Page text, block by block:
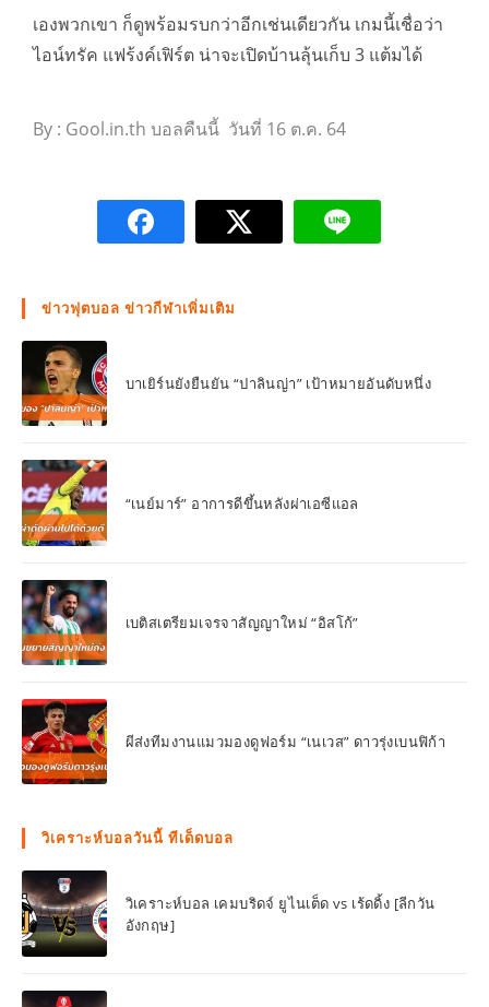
เองพวกเขา ก็ดูพร้อมรบกว่าอีกเช่นเดียวกัน เกมนี้เชื่อว่า
ไอน์ทรัค แฟร้งค์เฟิร์ต น่าจะเปิดบ้านลุ้นเก็บ 3 แต้มได้
By : Gool.in.th บอลคืนนี้ วันที่ 16 ต.ค. 64
ข่าวฟุตบอล ข่าวกีฬาเพิ่มเติม
บาเยิร์นยังยืนยัน “ปาลินญ่า” เป้าหมายอันดับหนึ่ง
“เนย์มาร์” อาการดีขึ้นหลังผ่าเอซีแอล
เบติสเตรียมเจรจาสัญญาใหม่ “อิสโก้”
ผีส่งทีมงานแมวมองดูฟอร์ม “เนเวส” ดาวรุ่งเบนฟิก้า
วิเคราะห์บอลวันนี้ ทีเด็ดบอล
วิเคราะห์บอล เคมบริดจ์ ยูไนเต็ด vs เร้ดดิ้ง [ลีกวัน
อังกฤษ]